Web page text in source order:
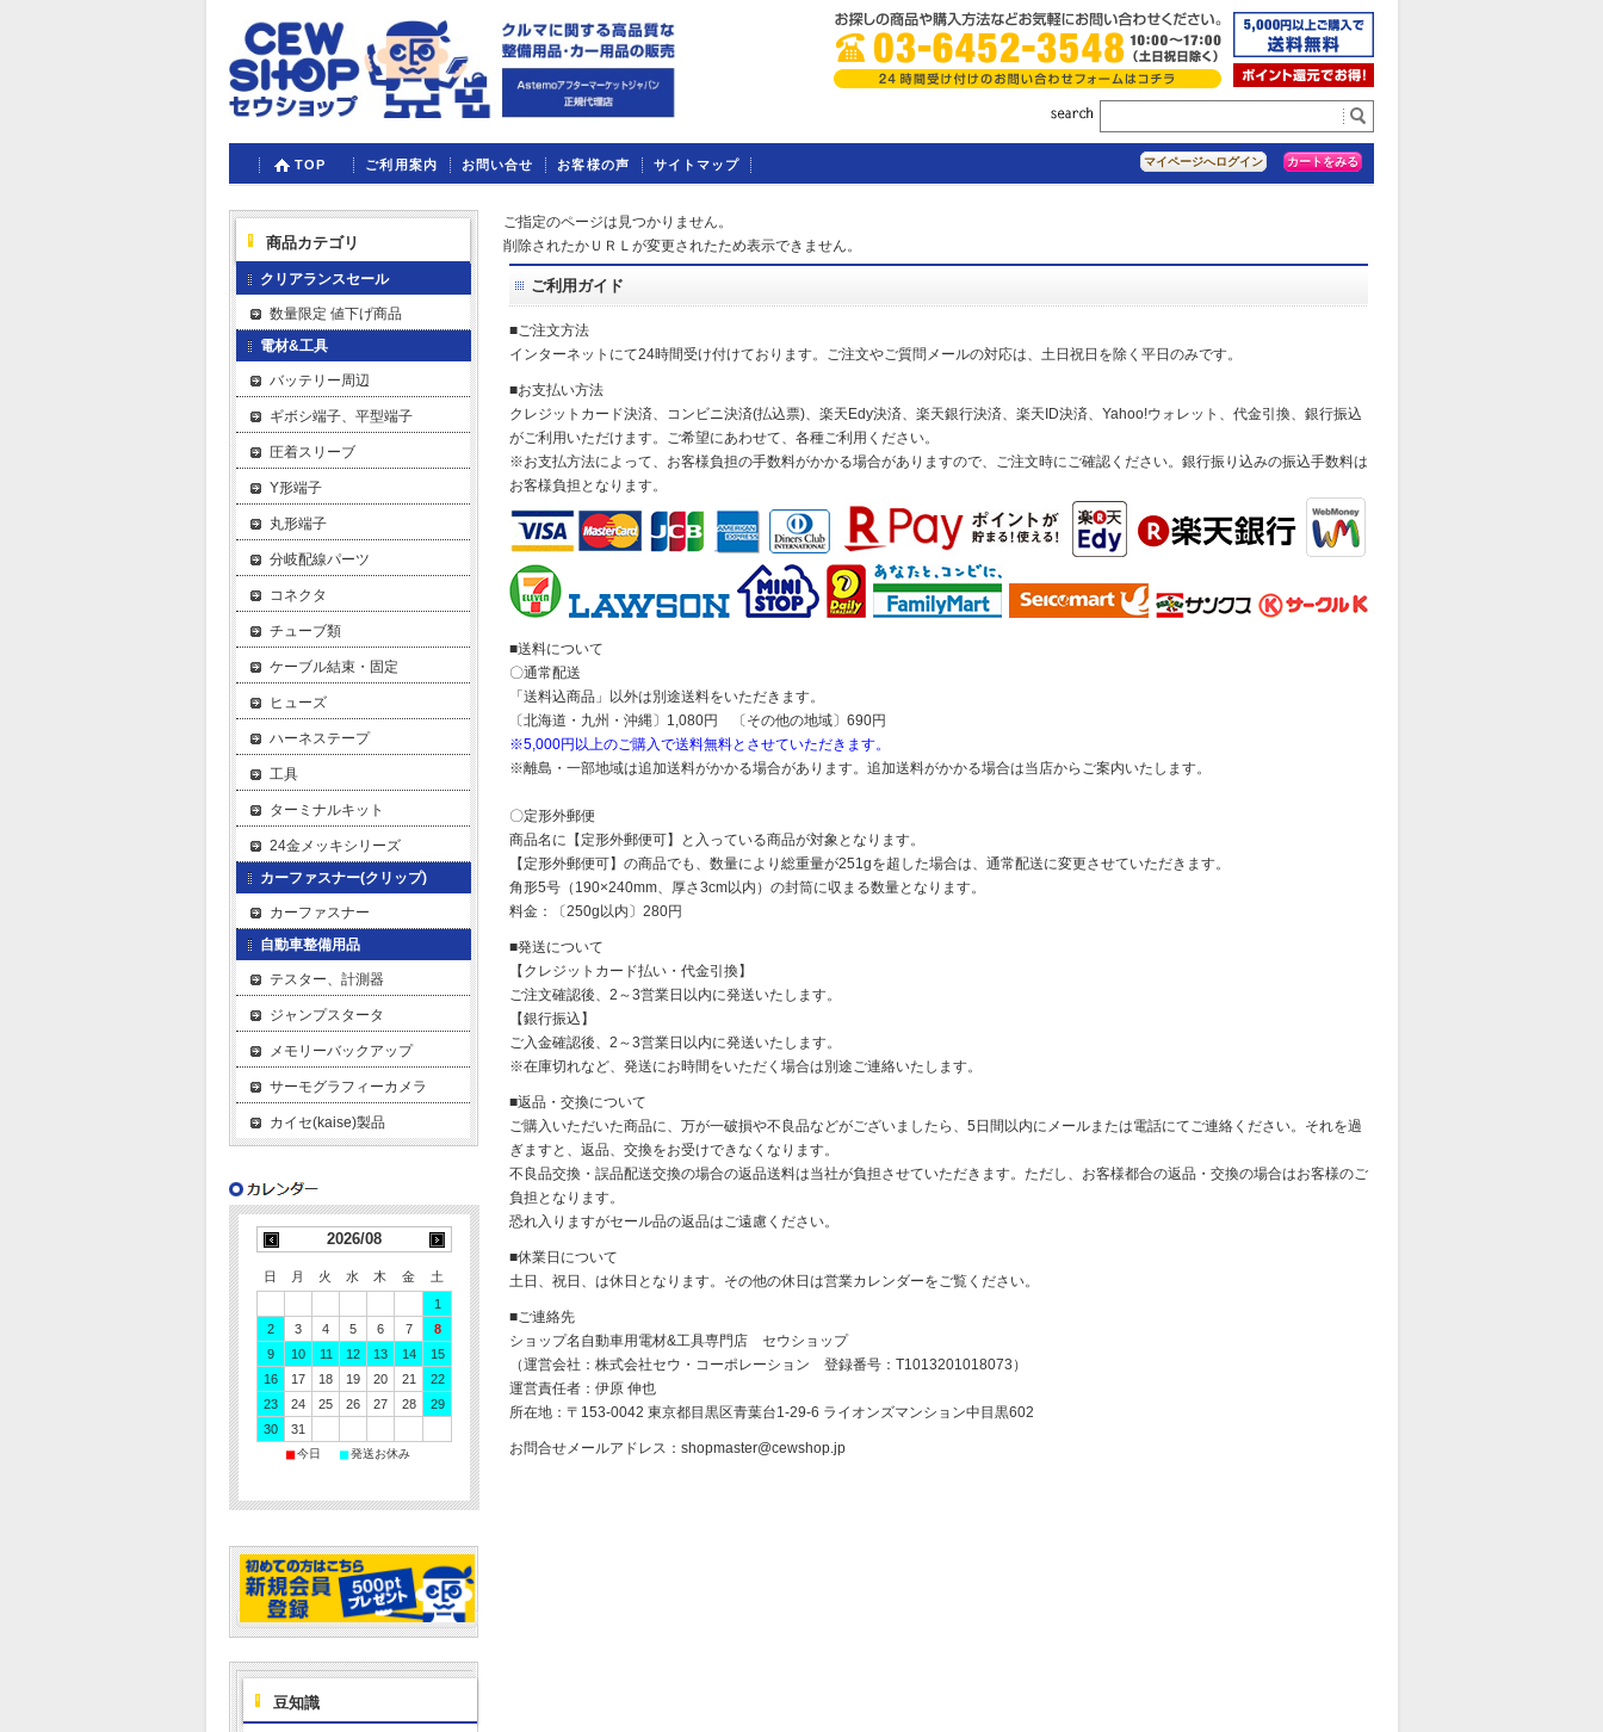
マイページへログイン カートをみる
TOP ご利用案内 お問い合せ お客様の声 サイトマップ
ご指定のページは見つかりません。
削除されたかＵＲＬが変更されたため表示できません。
ご利用ガイド
■ご注文方法
インターネットにて24時間受け付けております。ご注文やご質問メールの対応は、土日祝日を除く平日のみです。
■お支払い方法
クレジットカード決済、コンビニ決済(払込票)、楽天Edy決済、楽天銀行決済、楽天ID決済、Yahoo!ウォレット、代金引換、銀行振込
がご利用いただけます。ご希望にあわせて、各種ご利用ください。
※お支払方法によって、お客様負担の手数料がかかる場合がありますので、ご注文時にご確認ください。銀行振り込みの振込手数料は
お客様負担となります。
■送料について
〇通常配送
「送料込商品」以外は別途送料をいただきます。
〔北海道・九州・沖縄〕1,080円 〔その他の地域〕690円
※5,000円以上のご購入で送料無料とさせていただきます。
※離島・一部地域は追加送料がかかる場合があります。追加送料がかかる場合は当店からご案内いたします。
〇定形外郵便
商品名に【定形外郵便可】と入っている商品が対象となります。
【定形外郵便可】の商品でも、数量により総重量が251gを超した場合は、通常配送に変更させていただきます。
角形5号（190×240mm、厚さ3cm以内）の封筒に収まる数量となります。
料金：〔250g以内〕280円
■発送について
【クレジットカード払い・代金引換】
ご注文確認後、2～3営業日以内に発送いたします。
【銀行振込】
ご入金確認後、2～3営業日以内に発送いたします。
※在庫切れなど、発送にお時間をいただく場合は別途ご連絡いたします。
■返品・交換について
ご購入いただいた商品に、万が一破損や不良品などがございましたら、5日間以内にメールまたは電話にてご連絡ください。それを過
ぎますと、返品、交換をお受けできなくなります。
不良品交換・誤品配送交換の場合の返品送料は当社が負担させていただきます。ただし、お客様都合の返品・交換の場合はお客様のご
負担となります。
恐れ入りますがセール品の返品はご遠慮ください。
■休業日について
土日、祝日、は休日となります。その他の休日は営業カレンダーをご覧ください。
■ご連絡先
ショップ名自動車用電材&工具専門店 セウショップ
（運営会社：株式会社セウ・コーポレーション 登録番号：T1013201018073）
運営責任者：伊原 伸也
所在地：〒153-0042 東京都目黒区青葉台1-29-6 ライオンズマンション中目黒602
お問合せメールアドレス： shopmaster@cewshop.jp
商品カテゴリ
クリアランスセール
数量限定 値下げ商品
電材&工具
バッテリー周辺
ギボシ端子、平型端子
圧着スリーブ
Y形端子
丸形端子
分岐配線パーツ
コネクタ
チューブ類
ケーブル結束・固定
ヒューズ
ハーネステープ
工具
ターミナルキット
24金メッキシリーズ
カーファスナー(クリップ)
カーファスナー
自動車整備用品
テスター、計測器
ジャンプスタータ
メモリーバックアップ
サーモグラフィーカメラ
カイセ(kaise)製品
2026/08
日 月 火 水 木 金
土
1
2
3 4 5 6 7
8
9
10 11 12 13 14
15
16
17 18 19 20 21
22
23
24 25 26 27 28
29
30
31
■今日 ■発送お休み
豆知識